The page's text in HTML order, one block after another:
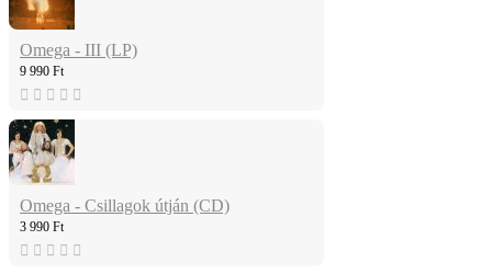
Omega - III (LP)
9 990 Ft
Omega - Csillagok útján (CD)
3 990 Ft